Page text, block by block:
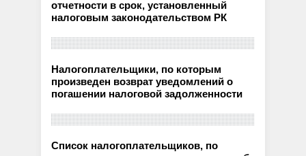
отчетности в срок, установленный
налоговым законодательством РК
Налогоплательщики, по которым
произведен возврат уведомлений о
погашении налоговой задолженности
Список налогоплательщиков, по